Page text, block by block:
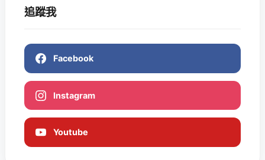
追蹤我
Facebook
Instagram
Youtube